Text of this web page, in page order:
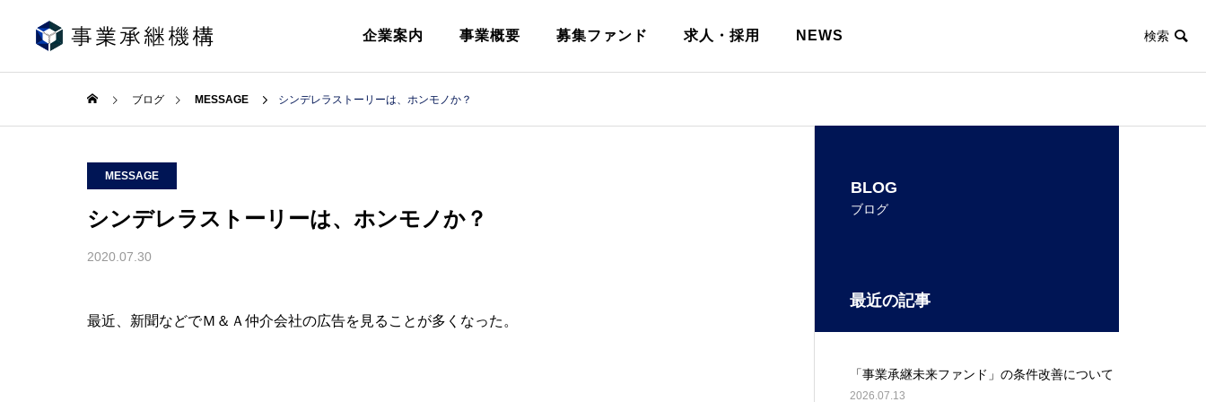
企業案内 事業概要 募集ファンド 求人・採用 NEWS
ブログ MESSAGE シンデレラストーリーは、ホンモノか？
MESSAGE
シンデレラストーリーは、ホンモノか？
2020.07.30
最近、新聞などでＭ＆Ａ仲介会社の広告を見ることが多くなった。
BLOG
ブログ
最近の記事
「事業承継未来ファンド」の条件改善について
2026.07.13